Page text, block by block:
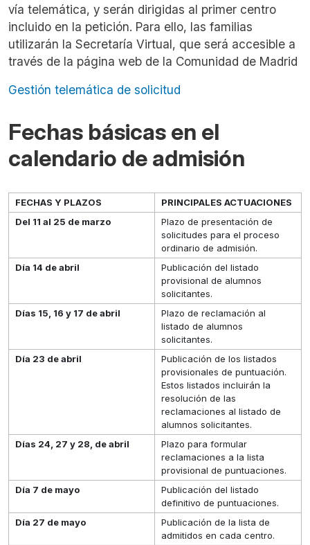
vía telemática, y serán dirigidas al primer centro
incluido en la petición. Para ello, las familias
utilizarán la Secretaría Virtual, que será accesible a
través de la página web de la Comunidad de Madrid
Gestión telemática de solicitud
Fechas básicas en el
calendario de admisión
FECHAS Y PLAZOS
PRINCIPALES ACTUACIONES
Del 11 al 25 de marzo
Plazo de presentación de
solicitudes para el proceso
ordinario de admisión.
Día 14 de abril
Publicación del listado
provisional de alumnos
solicitantes.
Días 15, 16 y 17 de abril
Plazo de reclamación al
listado de alumnos
solicitantes.
Día 23 de abril
Publicación de los listados
provisionales de puntuación.
Estos listados incluirán la
resolución de las
reclamaciones al listado de
alumnos solicitantes.
Días 24, 27 y 28, de abril
Plazo para formular
reclamaciones a la lista
provisional de puntuaciones.
Día 7 de mayo
Publicación del listado
definitivo de puntuaciones.
Día 27 de mayo
Publicación de la lista de
admitidos en cada centro.